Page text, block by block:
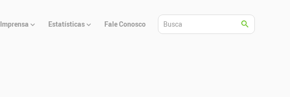
Imprensa Estatísticas Fale Conosco